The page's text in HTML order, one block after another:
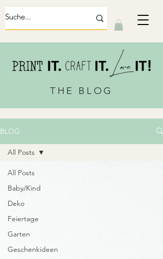
THE BLOG
BLOG
All Posts
Baby/Kind
Deko
Feiertage
Garten
Geschenkideen
All Posts